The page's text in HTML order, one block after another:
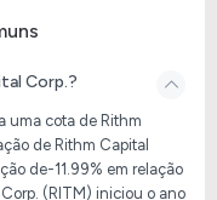
Corp.?
uma cota de Rithm
de Rithm Capital
de-11.99% em relação
(RITM) iniciou o ano